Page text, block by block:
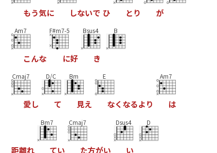
もう気に しないで ひ と り が
Am7
こんな
F#m7-5
に好
Bsus4
き
B
Cmaj7
愛し
D/C
て
Bm
見え
E
なく なるよ り
Am7
は
距離れ
Bm7
てい
Cmaj7
た方がい
Dsus4
い
D